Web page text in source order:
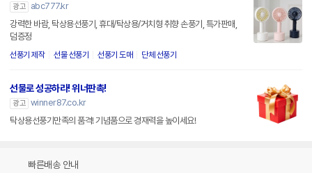
광고
abc777.kr
강력한 바람, 탁상용선풍기, 휴대/탁상용/거치형 취향 손풍기, 특가판매,
덤증정
선풍기 제작 선물 선풍기 선풍기 도매 단체 선풍기
선물로 성공하라! 위너판촉!
광고 winner87.co.kr
탁상용선풍기만족의 품격! 기념품으로 경재력을 높이세요!
빠른배송 안내